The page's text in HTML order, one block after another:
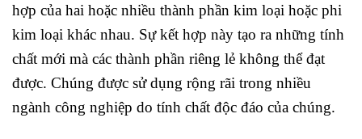
hợp của hai hoặc nhiều thành phần kim loại hoặc phi
kim loại khác nhau. Sự kết hợp này tạo ra những tính
chất mới mà các thành phần riêng lẻ không thể đạt
được. Chúng được sử dụng rộng rãi trong nhiều
ngành công nghiệp do tính chất độc đáo của chúng.